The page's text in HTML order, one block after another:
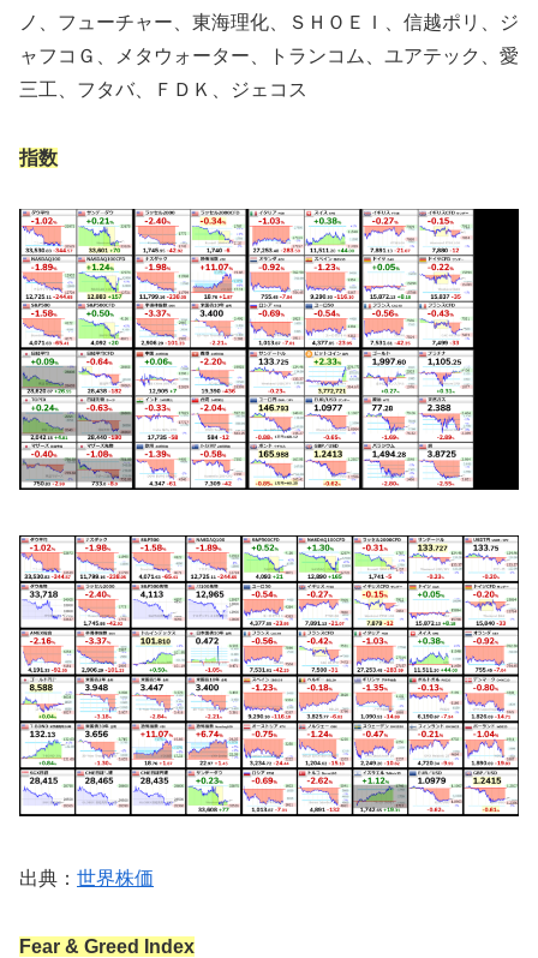
ノ、フューチャー、東海理化、ＳＨＯＥＩ、信越ポリ、ジ
ャフコＧ、メタウォーター、トランコム、ユアテック、愛
三工、フタバ、ＦＤＫ、ジェコス
指数
出典： 世界株価
Fear & Greed Index